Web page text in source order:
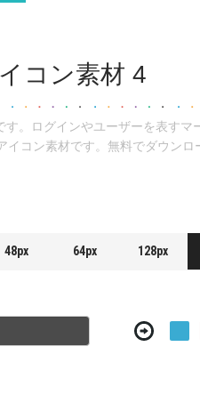
コン素材 4
す。ログインやユーザーを表すマ
イコン素材です。無料でダウンロ
48px 64px 128px